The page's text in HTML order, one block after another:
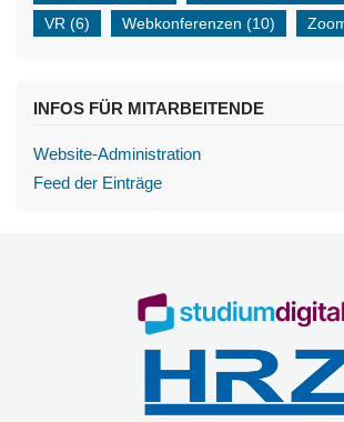
VR (6) Webkonferenzen (10)
INFOS FÜR MITARBEITENDE
Website-Administration
Feed der Einträge